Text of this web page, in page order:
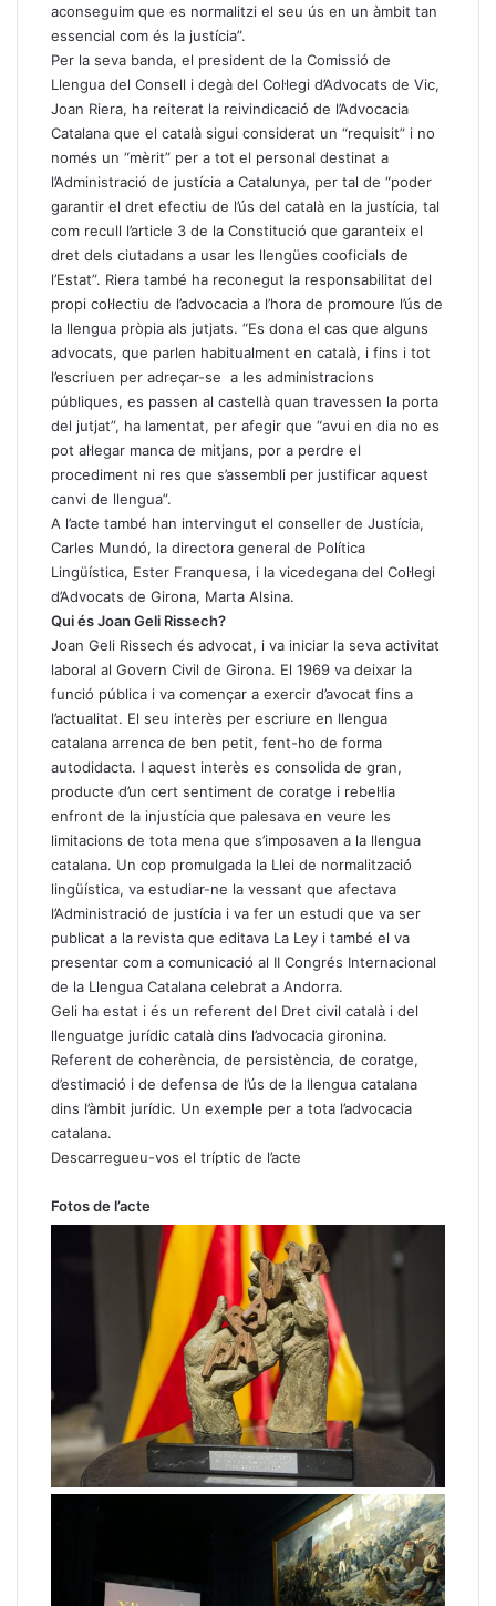
aconseguim que es normalitzi el seu ús en un àmbit tan
essencial com és la justícia”.
Per la seva banda, el president de la Comissió de
Llengua del Consell i degà del Col·legi d’Advocats de Vic,
Joan Riera, ha reiterat la reivindicació de l’Advocacia
Catalana que el català sigui considerat un “requisit” i no
només un “mèrit” per a tot el personal destinat a
l’Administració de justícia a Catalunya, per tal de “poder
garantir el dret efectiu de l’ús del català en la justícia, tal
com recull l’article 3 de la Constitució que garanteix el
dret dels ciutadans a usar les llengües cooficials de
l’Estat”. Riera també ha reconegut la responsabilitat del
propi col·lectiu de l’advocacia a l’hora de promoure l’ús de
la llengua pròpia als jutjats. “Es dona el cas que alguns
advocats, que parlen habitualment en català, i fins i tot
l’escriuen per adreçar-se a les administracions
públiques, es passen al castellà quan travessen la porta
del jutjat”, ha lamentat, per afegir que “avui en dia no es
pot al·legar manca de mitjans, por a perdre el
procediment ni res que s’assembli per justificar aquest
canvi de llengua”.
A l’acte també han intervingut el conseller de Justícia,
Carles Mundó, la directora general de Política
Lingüística, Ester Franquesa, i la vicedegana del Col·legi
d’Advocats de Girona, Marta Alsina.
Qui és Joan Geli Rissech?
Joan Geli Rissech és advocat, i va iniciar la seva activitat
laboral al Govern Civil de Girona. El 1969 va deixar la
funció pública i va començar a exercir d’avocat fins a
l’actualitat. El seu interès per escriure en llengua
catalana arrenca de ben petit, fent-ho de forma
autodidacta. I aquest interès es consolida de gran,
producte d’un cert sentiment de coratge i rebel·lia
enfront de la injustícia que palesava en veure les
limitacions de tota mena que s’imposaven a la llengua
catalana. Un cop promulgada la Llei de normalització
lingüística, va estudiar-ne la vessant que afectava
l’Administració de justícia i va fer un estudi que va ser
publicat a la revista que editava La Ley i també el va
presentar com a comunicació al II Congrés Internacional
de la Llengua Catalana celebrat a Andorra.
Geli ha estat i és un referent del Dret civil català i del
llenguatge jurídic català dins l’advocacia gironina.
Referent de coherència, de persistència, de coratge,
d’estimació i de defensa de l’ús de la llengua catalana
dins l’àmbit jurídic. Un exemple per a tota l’advocacia
catalana.
Descarregueu-vos el tríptic de l’acte
Fotos de l’acte